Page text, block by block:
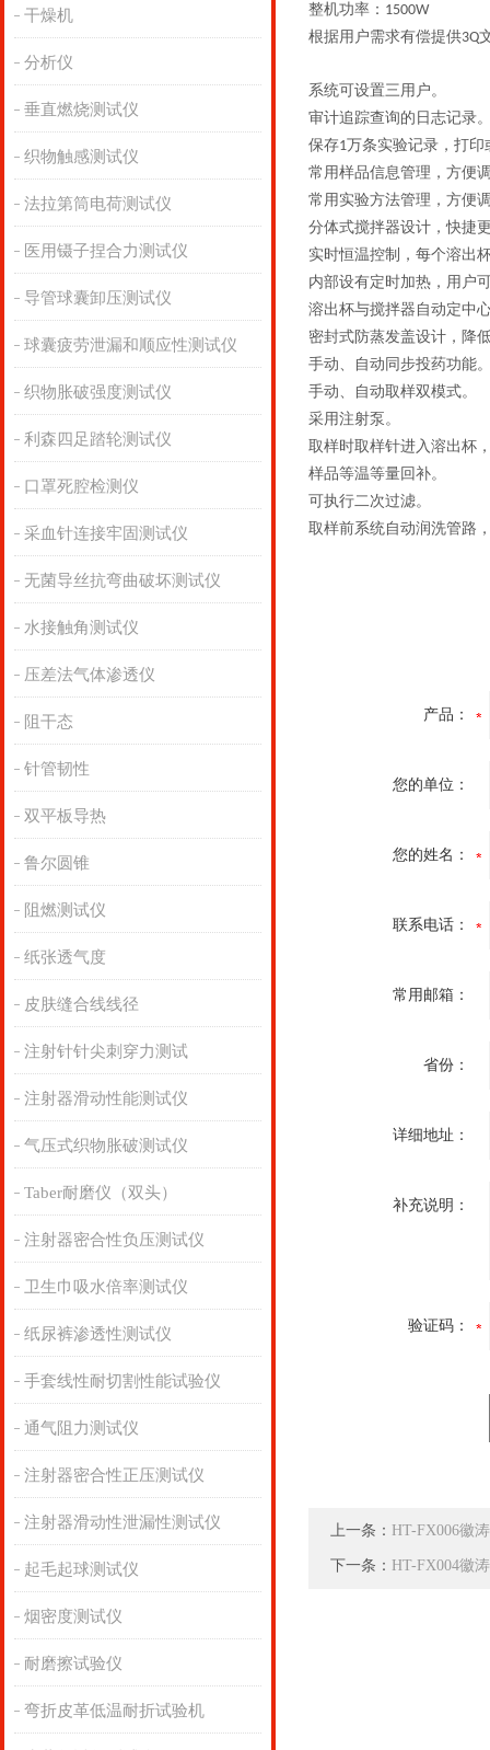
干燥机
分析仪
垂直燃烧测试仪
织物触感测试仪
法拉第筒电荷测试仪
医用镊子捏合力测试仪
导管球囊卸压测试仪
球囊疲劳泄漏和顺应性测试仪
织物胀破强度测试仪
利森四足踏轮测试仪
口罩死腔检测仪
采血针连接牢固测试仪
无菌导丝抗弯曲破坏测试仪
水接触角测试仪
压差法气体渗透仪
阻干态
针管韧性
双平板导热
鲁尔圆锥
阻燃测试仪
纸张透气度
皮肤缝合线线径
注射针针尖刺穿力测试
注射器滑动性能测试仪
气压式织物胀破测试仪
Taber耐磨仪（双头）
注射器密合性负压测试仪
卫生巾吸水倍率测试仪
纸尿裤渗透性测试仪
手套线性耐切割性能试验仪
通气阻力测试仪
注射器密合性正压测试仪
注射器滑动性泄漏性测试仪
起毛起球测试仪
烟密度测试仪
耐磨擦试验仪
弯折皮革低温耐折试验机
整机功率： 1500W
根据用户需求有偿提供3Q
系统可设置三用户。
审计追踪查询的日志记录
保存1万条实验记录，打印
常用样品信息管理，方便
常用实验方法管理，方便
分体式搅拌器设计，快捷
实时恒温控制，每个溶出
内部设有定时加热，用户
溶出杯与搅拌器自动定中
密封式防蒸发盖设计，降
手动、自动同步投药功能
手动、自动取样双模式。
采用注射泵。
取样时取样针进入溶出杯
样品等温等量回补。
可执行二次过滤。
取样前系统自动润洗管路
产品：
您的单位：
您的姓名：
联系电话：
常用邮箱：
省份：
详细地址：
补充说明：
验证码：
上一条： HT-FX006徽
下一条： HT-FX004徽